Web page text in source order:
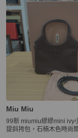
Miu Miu
99新 miumiu繆繆mini ivy
提斜挎包，石楠木色時尚